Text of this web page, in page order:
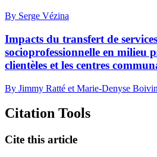
By Serge Vézina
Impacts du transfert de
socioprofessionnelle en milieu
clientèles et les centres
By Jimmy Ratté et Marie-Denyse Boivin
Citation Tools
Cite this article